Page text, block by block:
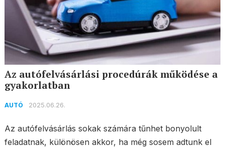
Az autófelvásárlási procedúrák működése a
gyakorlatban
AUTÓ 2025.06.26.
Az autófelvásárlás sokak számára tűnhet bonyolult
feladatnak, különösen akkor, ha még sosem adtunk el